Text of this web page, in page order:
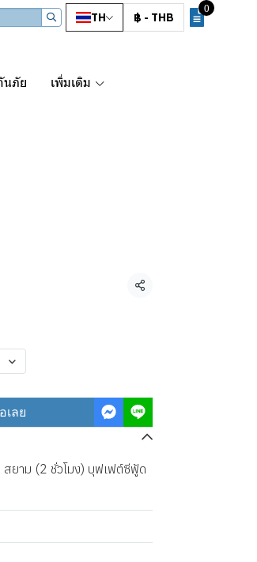
TH ฿ - THB
0
นภัย เพิ่มเติม
แชร์
เลย
สยาม (2 ชั่วโมง) บุฟเฟต์ซีฟู้ด